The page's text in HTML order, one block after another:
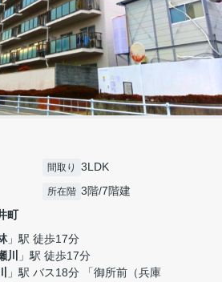
間取り 3LDK
所在階 3階/7階建
町
」駅 徒歩17分
川
」駅 徒歩17分
」駅 バス18分 「御所前（兵庫